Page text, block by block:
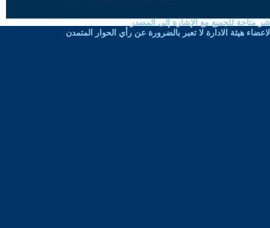
متاحة للجميع مع الإشارة إلى المصدر
هيئة الادارة لا تعبر بالضرورة عن رأي الحوار المتمدن